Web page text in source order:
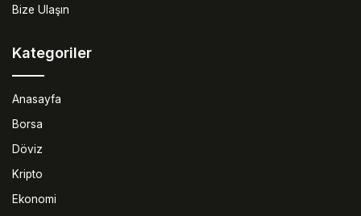
Bize Ulaşın
Kategoriler
Anasayfa
Borsa
Döviz
Kripto
Ekonomi